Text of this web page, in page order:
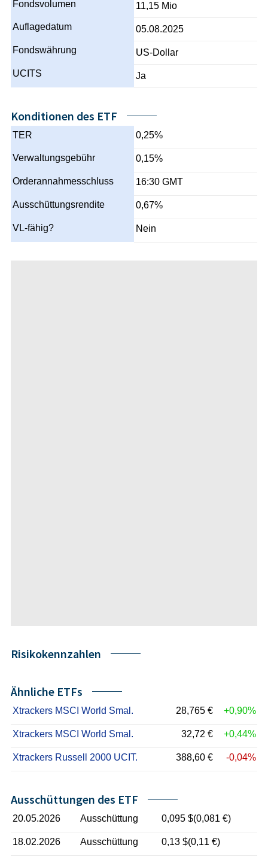
Fondsvolumen 11,15 Mio
Auflagedatum 05.08.2025
Fondswährung US-Dollar
UCITS Ja
Konditionen des ETF
TER 0,25%
Verwaltungsgebühr 0,15%
Orderannahmesschluss 16:30 GMT
Ausschüttungsrendite 0,67%
VL-fähig? Nein
Risikokennzahlen
Ähnliche ETFs
Xtrackers MSCI World Smal. 28,765 € +0,90%
Xtrackers MSCI World Smal. 32,72 € +0,44%
Xtrackers Russell 2000 UCIT. 388,60 € -0,04%
Ausschüttungen des ETF
20.05.2026 Ausschüttung 0,095 $(0,081 €)
18.02.2026 Ausschüttung 0,13 $(0,11 €)